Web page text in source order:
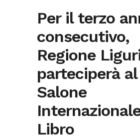
Per il terzo
consecutivo,
Regione
parteciperà al
Salone
Libro